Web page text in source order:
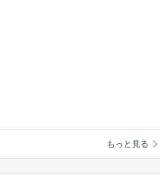
もっと見る